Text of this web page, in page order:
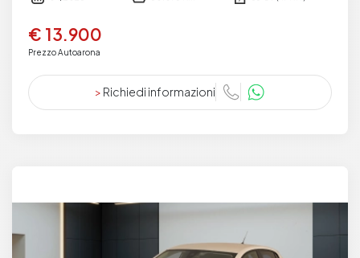
€ 13.900
Prezzo Autoarona
> Richiedi informazioni